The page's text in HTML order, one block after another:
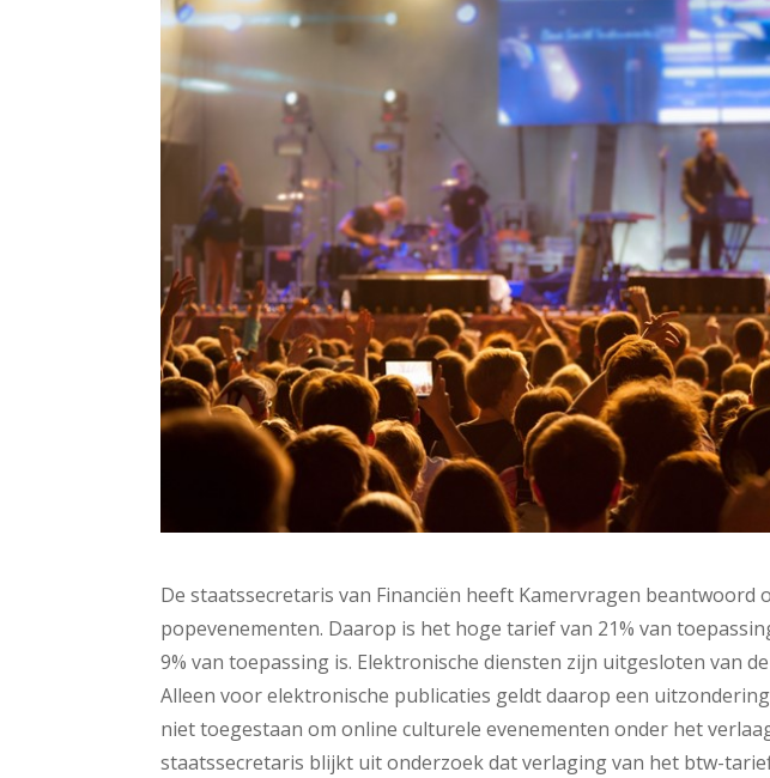
De staatssecretaris van Financiën heeft Kamervragen
popevenementen. Daarop is het hoge tarief van 21% van
9% van toepassing is. Elektronische diensten zijn uitgesloten van
Alleen voor elektronische publicaties geldt daarop een
niet toegestaan om online culturele evenementen onder het
staatssecretaris blijkt uit onderzoek dat verlaging van het btw-